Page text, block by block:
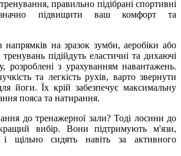
правильно підібрані спортивні
підвищити ваш комфорт та
напрямків на зразок зумби, аеробіки або
підійдуть еластичні та дихаючі
розроблені з урахуванням навантажень.
та легкість рухів, варто звернути
йоги. Їх крій забезпечує максимальну
пояса та натирання.
до тренажерної зали? Тоді лосини до
вибір. Вони підтримують м'язи,
і щільно сидять навіть за активного